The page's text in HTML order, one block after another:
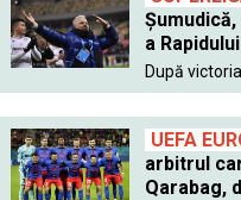
a
După victoria
UEFA
arbitrul
Qarabag,